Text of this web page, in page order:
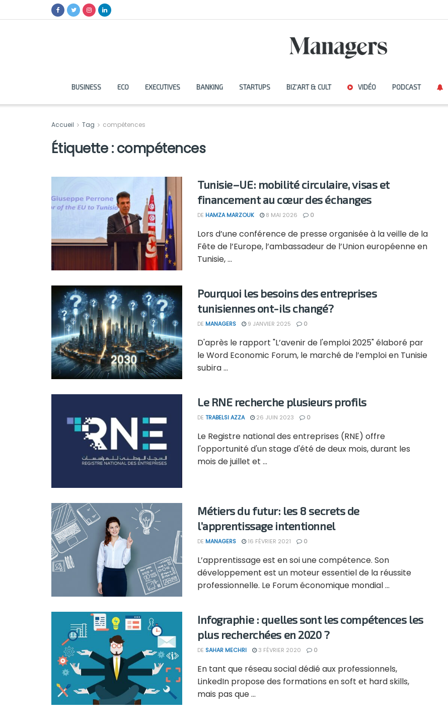
BUSINESS ECO EXECUTIVES BANKING STARTUPS BIZ’ART & CULT VIDÉO PODCAST
Accueil Tag compétences
Étiquette :compétences
Tunisie–UE: mobilité circulaire, visas et
financement au cœur des échanges
DE HAMZA MARZOUK 8 MAI 2026 0
Lors d’une conférence de presse organisée à la veille de la
Fête de l’Europe, l’ambassadeur de l’Union européenne en
Tunisie, ...
Pourquoi les besoins des entreprises
tunisiennes ont-ils changé?
DE MANAGERS 9 JANVIER 2025 0
D'après le rapport "L’avenir de l'emploi 2025" élaboré par
le Word Economic Forum, le marché de l’emploi en Tunisie
subira ...
Le RNE recherche plusieurs profils
DE TRABELSI AZZA 26 JUIN 2023 0
Le Registre national des entreprises (RNE) offre
l'opportunité d'un stage d'été de deux mois, durant les
mois de juillet et ...
Métiers du futur: les 8 secrets de
l’apprentissage intentionnel
DE MANAGERS 16 FÉVRIER 2021 0
L’apprentissage est en soi une compétence. Son
développement est un moteur essentiel de la réussite
professionnelle. Le Forum économique mondial ...
Infographie : quelles sont les compétences les
plus recherchées en 2020 ?
DE SAHAR MECHRI 3 FÉVRIER 2020 0
En tant que réseau social dédié aux professionnels,
LinkedIn propose des formations en soft et hard skills,
mais pas que ...